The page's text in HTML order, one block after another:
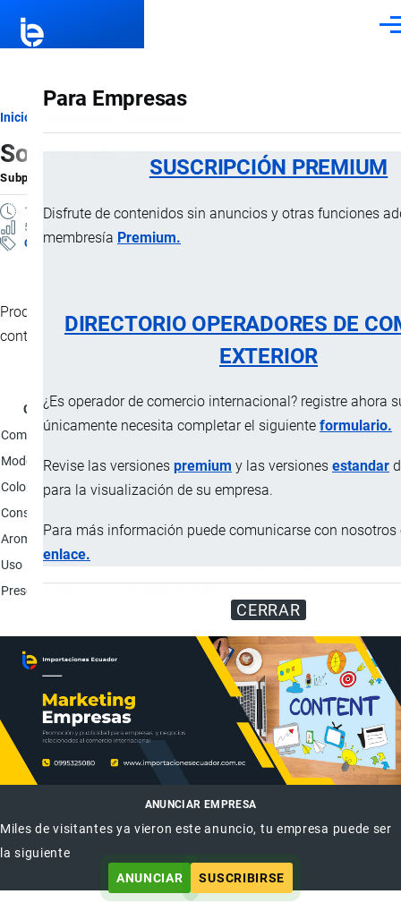
Para Empresas
SUSCRIPCIÓN PREMIUM
Disfrute de contenidos sin anuncios y otras funciones
membresía Premium.
DIRECTORIO OPERADORES DE
EXTERIOR
¿Es operador de comercio internacional? registre ahora
únicamente necesita completar el siguiente formulario.
Revise las versiones premium y las versiones estandar
para la visualización de su empresa.
Para más información puede comunicarse con nosotros
enlace.
CERRAR
Ruta
de
navegación
Inicio
Sorbete de açaí
Subpartida Arancelaria porImportaciones …, 4 Febrero, 2025
1 MINUTO
5 VISTAS
Clasificación Arancelaria
Producto natural listo para consumir, libre de gluten, no
contiene conservantes químicos, ni colorantes.
Característica
Composición
Pulpa de açaí (64%); Agua (15%); Azúcar
Modo de conservaciónCongelado a -18 °C.
Color
Violeta - morado.
Consistencia
Aroma y sabor
Característico del açaí.
Uso
Presentación
ANUNCIAR EMPRESA
Miles de visitantes ya vieron este anuncio, tu empresa puede ser
la siguiente
ANUNCIAR
SUSCRIBIRSE